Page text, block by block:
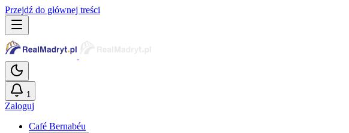
Przejdź do głównej treści
1
Zaloguj
Café Bernabéu